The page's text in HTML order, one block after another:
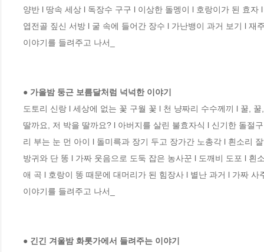
양반 l 땅속 세상 l 독장수 구구 l 이상한 돌멩이 l 호랑이가 된 효
엽전골 짚신 서방 l 굴 속에 들어간 장수 l 가난뱅이 과거 보기 l 재
이야기를 들려주고 나서_
● 가을밤 둥근 보름달처럼 넉넉한 이야기
도토리 신랑 l 세상에 없는 꽃 구월 꽃 l 천 냥짜리 수수께끼 l 꿀,
딸까요, 저 박을 딸까요? l 아버지를 살린 불효자식 l 신기한 돌절
리 부는 눈 먼 아이 l 돌미륵과 장기 두고 장가간 노총각 l 흰소리
방귀와 단 똥 l 가짜 웃음으로 도둑 잡은 농사꾼 l 도깨비 도포 l
애 곡 l 호랑이 똥 때문에 대머리가 된 힘장사 l 별난 과거 l 가짜
이야기를 들려주고 나서_
● 긴긴 겨울밤 화롯가에서 들려주는 이야기